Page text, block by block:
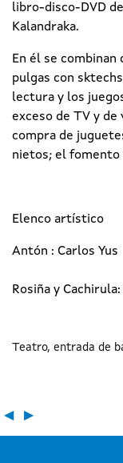
libro-disco-DVD
Kalandraka.
En él se combinan
pulgas con
lectura y los
exceso de TV y
compra de
nietos; el fomento
Elenco artístico
Antón : Carlos Yus
Rosiña y
Teatro entrada de
◀ ▶